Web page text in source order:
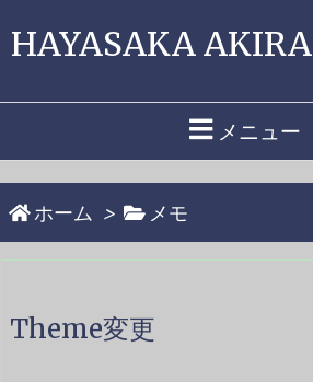
HAYASAKA AKIRA
メニュー
ホーム > メモ
Theme変更